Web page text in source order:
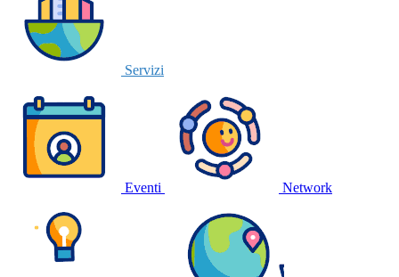
Servizi
Eventi Network